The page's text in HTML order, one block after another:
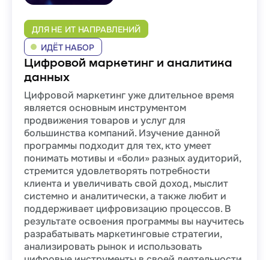
ДЛЯ НЕ ИТ НАПРАВЛЕНИЙ
ИДЁТ НАБОР
Цифровой маркетинг и аналитика
данных
Цифровой маркетинг уже длительное время
является основным инструментом
продвижения товаров и услуг для
большинства компаний. Изучение данной
программы подходит для тех, кто умеет
понимать мотивы и «боли» разных аудиторий,
стремится удовлетворять потребности
клиента и увеличивать свой доход, мыслит
системно и аналитически, а также любит и
поддерживает цифровизацию процессов. В
результате освоения программы вы научитесь
разрабатывать маркетинговые стратегии,
анализировать рынок и использовать